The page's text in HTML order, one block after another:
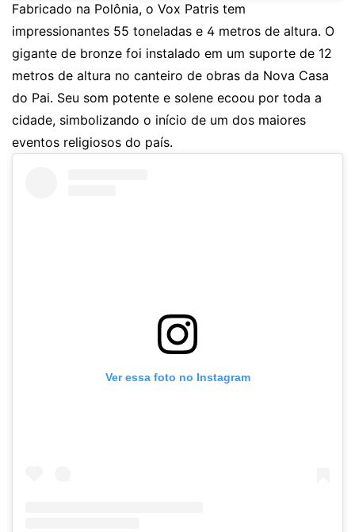
Fabricado na Polônia, o Vox Patris tem
impressionantes 55 toneladas e 4 metros de altura. O
gigante de bronze foi instalado em um suporte de 12
metros de altura no canteiro de obras da Nova Casa
do Pai. Seu som potente e solene ecoou por toda a
cidade, simbolizando o início de um dos maiores
eventos religiosos do país.
Ver essa foto no Instagram